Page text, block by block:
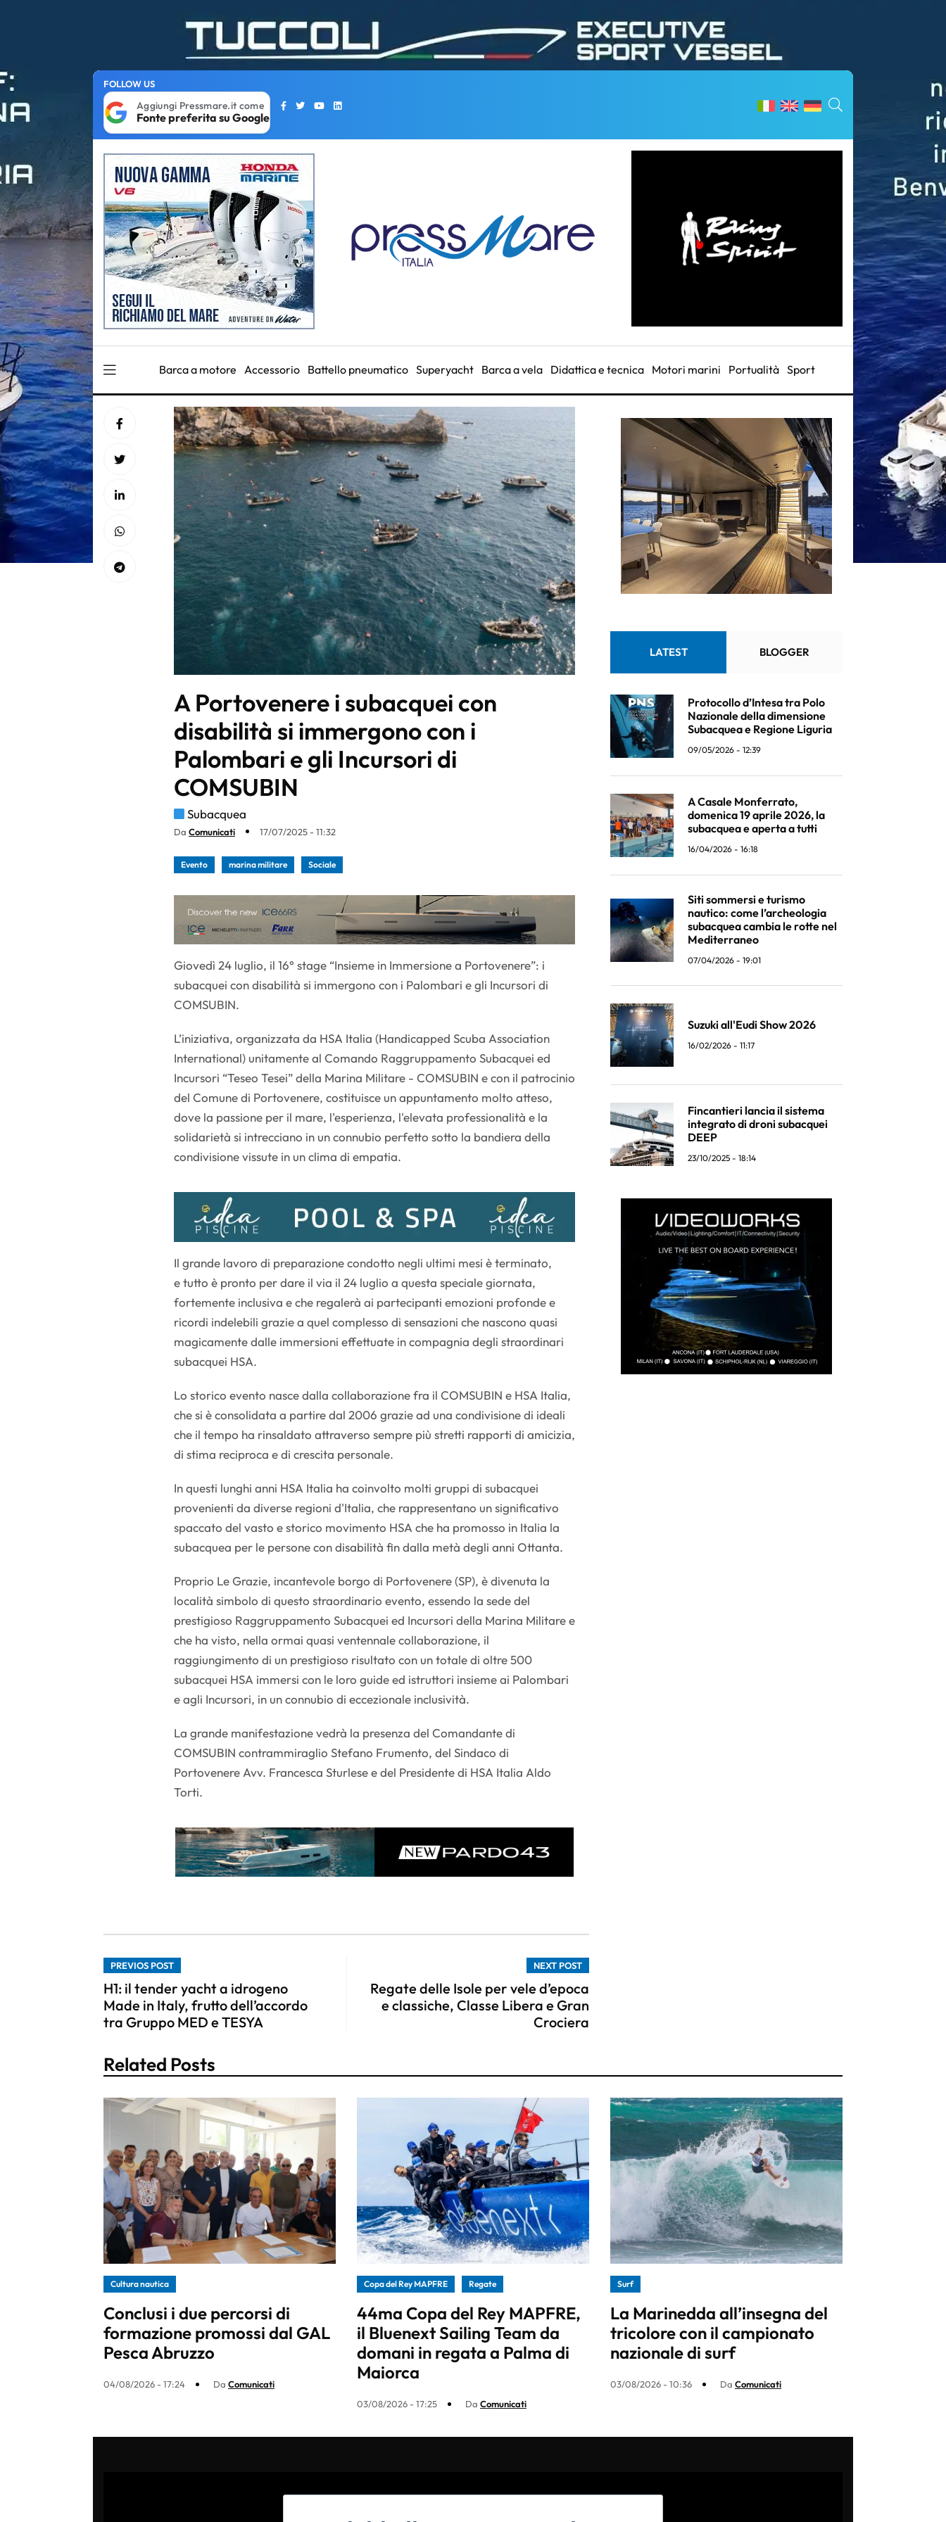
FOLLOW US
Aggiungi Pressmare.it come
Fonte preferita su Google
Barca a motore Accessorio Battello pneumatico Superyacht Barca a vela Didattica e tecnica Motori marini Portualità Sport
A Portovenere i subacquei con
disabilità si immergono con i
Palombari e gli Incursori di
COMSUBIN
Subacquea
Da Comunicati 17/07/2025 - 11:32
Evento marina militare Sociale
Giovedì 24 luglio, il 16° stage “Insieme in Immersione a Portovenere”: i
subacquei con disabilità si immergono con i Palombari e gli Incursori di
COMSUBIN.
L’iniziativa, organizzata da HSA Italia (Handicapped Scuba Association
International) unitamente al Comando Raggruppamento Subacquei ed
Incursori “Teseo Tesei” della Marina Militare - COMSUBIN e con il patrocinio
del Comune di Portovenere, costituisce un appuntamento molto atteso,
dove la passione per il mare, l'esperienza, l'elevata professionalità e la
solidarietà si intrecciano in un connubio perfetto sotto la bandiera della
condivisione vissute in un clima di empatia.
Il grande lavoro di preparazione condotto negli ultimi mesi è terminato,
e tutto è pronto per dare il via il 24 luglio a questa speciale giornata,
fortemente inclusiva e che regalerà ai partecipanti emozioni profonde e
ricordi indelebili grazie a quel complesso di sensazioni che nascono quasi
magicamente dalle immersioni effettuate in compagnia degli straordinari
subacquei HSA.
Lo storico evento nasce dalla collaborazione fra il COMSUBIN e HSA Italia,
che si è consolidata a partire dal 2006 grazie ad una condivisione di ideali
che il tempo ha rinsaldato attraverso sempre più stretti rapporti di amicizia,
di stima reciproca e di crescita personale.
In questi lunghi anni HSA Italia ha coinvolto molti gruppi di subacquei
provenienti da diverse regioni d'Italia, che rappresentano un significativo
spaccato del vasto e storico movimento HSA che ha promosso in Italia la
subacquea per le persone con disabilità fin dalla metà degli anni Ottanta.
Proprio Le Grazie, incantevole borgo di Portovenere (SP), è divenuta la
località simbolo di questo straordinario evento, essendo la sede del
prestigioso Raggruppamento Subacquei ed Incursori della Marina Militare e
che ha visto, nella ormai quasi ventennale collaborazione, il
raggiungimento di un prestigioso risultato con un totale di oltre 500
subacquei HSA immersi con le loro guide ed istruttori insieme ai Palombari
e agli Incursori, in un connubio di eccezionale inclusività.
La grande manifestazione vedrà la presenza del Comandante di
COMSUBIN contrammiraglio Stefano Frumento, del Sindaco di
Portovenere Avv. Francesca Sturlese e del Presidente di HSA Italia Aldo
Torti.
PREVIOS POST
H1: il tender yacht a idrogeno
Made in Italy, frutto dell’accordo
tra Gruppo MED e TESYA
NEXT POST
Regate delle Isole per vele d’epoca
e classiche, Classe Libera e Gran
Crociera
LATEST BLOGGER
Protocollo d’Intesa tra Polo
Nazionale della dimensione
Subacquea e Regione Liguria
09/05/2026 - 12:39
A Casale Monferrato,
domenica 19 aprile 2026, la
subacquea e aperta a tutti
16/04/2026 - 16:18
Siti sommersi e turismo
nautico: come l’archeologia
subacquea cambia le rotte nel
Mediterraneo
07/04/2026 - 19:01
Suzuki all'Eudi Show 2026
16/02/2026 - 11:17
Fincantieri lancia il sistema
integrato di droni subacquei
DEEP
23/10/2025 - 18:14
Related Posts
Cultura nautica
Conclusi i due percorsi di
formazione promossi dal GAL
Pesca Abruzzo
04/08/2026 - 17:24 Da Comunicati
Copa del Rey MAPFRE Regate
44ma Copa del Rey MAPFRE,
il Bluenext Sailing Team da
domani in regata a Palma di
Maiorca
03/08/2026 - 17:25 Da Comunicati
Surf
La Marinedda all’insegna del
tricolore con il campionato
nazionale di surf
03/08/2026 - 10:36 Da Comunicati